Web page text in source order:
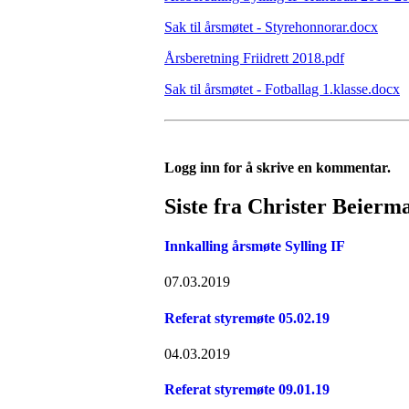
Sak til årsmøtet - Styrehonnorar.docx
Årsberetning Friidrett 2018.pdf
Sak til årsmøtet - Fotballag 1.klasse.docx
Logg inn for å skrive en kommentar.
Siste fra Christer
Innkalling årsmøte Sylling IF
07.03.2019
Referat styremøte 05.02.19
04.03.2019
Referat styremøte 09.01.19